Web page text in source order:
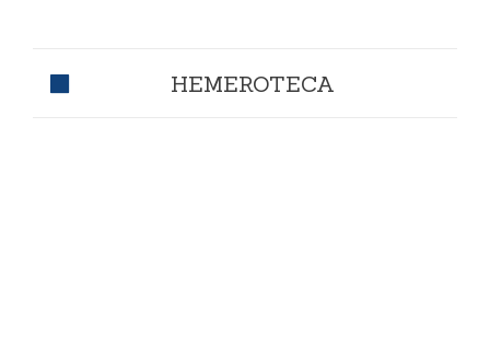
HEMEROTECA